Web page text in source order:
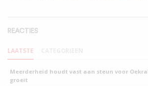
REACTIES
LAATSTE
Meerderheid houdt vast aan steun voor
groeit